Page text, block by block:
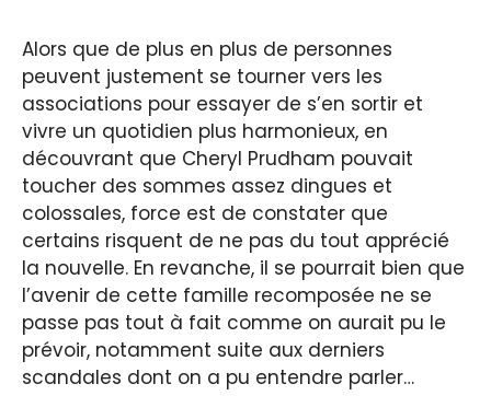
Alors que de plus en plus de personnes
peuvent justement se tourner vers les
associations pour essayer de s’en sortir et
vivre un quotidien plus harmonieux, en
découvrant que Cheryl Prudham pouvait
toucher des sommes assez dingues et
colossales, force est de constater que
certains risquent de ne pas du tout apprécié
la nouvelle. En revanche, il se pourrait bien que
l’avenir de cette famille recomposée ne se
passe pas tout à fait comme on aurait pu le
prévoir, notamment suite aux derniers
scandales dont on a pu entendre parler…